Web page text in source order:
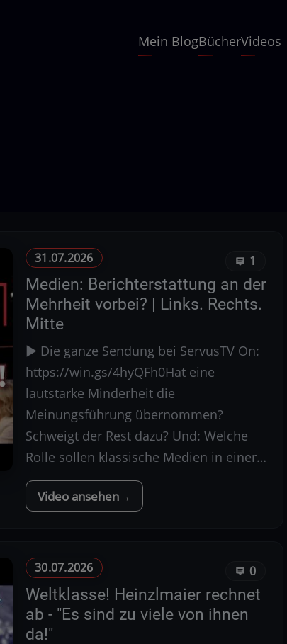
Hauptnavigation
Mein BlogBücherVideos
31.07.2026 1
Medien: Berichterstattung an der
Mehrheit vorbei? | Links. Rechts.
Mitte
▶️ Die ganze Sendung bei ServusTV On:
https://win.gs/4hyQFh0Hat eine
lautstarke Minderheit die
Meinungsführung übernommen?
Schweigt der Rest dazu? Und: Welche
Rolle sollen klassische Medien in einer…
Video ansehen
30.07.2026 0
Weltklasse! Heinzlmaier rechnet
ab - "Es sind zu viele von ihnen
da!"